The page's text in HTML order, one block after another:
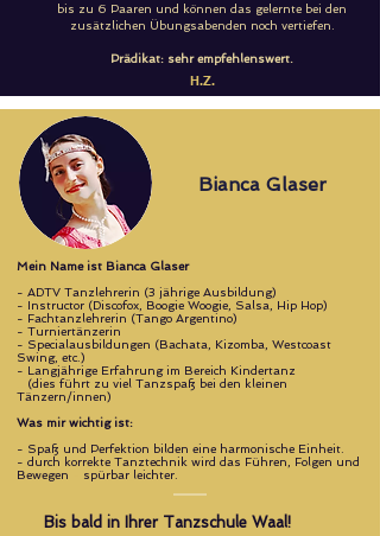
bis zu 6 Paaren und können das gelernte bei den
zusätzlichen Übungsabenden noch vertiefen.
Prädikat: sehr empfehlenswert.
H.Z.
Bianca Glaser
Mein Name ist Bianca Glaser
- ADTV Tanzlehrerin (3 jährige Ausbildung)
- Instructor (Discofox, Boogie Woogie, Salsa, Hip Hop)
- Fachtanzlehrerin (Tango Argentino)
- Turniertänzerin
- Specialausbildungen (Bachata, Kizomba, Westcoast
Swing, etc.)
- Langjährige Erfahrung im Bereich Kindertanz
(dies führt zu viel Tanzspaß bei den kleinen
Tänzern/innen)
Was mir wichtig ist:
- Spaß und Perfektion bilden eine harmonische Einheit.
- durch korrekte Tanztechnik wird das Führen, Folgen und
Bewegen
spürbar leichter.
Bis bald in Ihrer Tanzschule Waal!